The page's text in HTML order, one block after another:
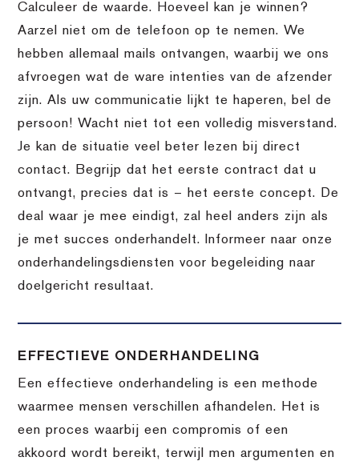
Calculeer de waarde. Hoeveel kan je winnen?
Aarzel niet om de telefoon op te nemen. We
hebben allemaal mails ontvangen, waarbij we ons
afvroegen wat de ware intenties van de afzender
zijn. Als uw communicatie lijkt te haperen, bel de
persoon! Wacht niet tot een volledig misverstand.
Je kan de situatie veel beter lezen bij direct
contact. Begrijp dat het eerste contract dat u
ontvangt, precies dat is – het eerste concept. De
deal waar je mee eindigt, zal heel anders zijn als
je met succes onderhandelt. Informeer naar onze
onderhandelingsdiensten voor begeleiding naar
doelgericht resultaat.
EFFECTIEVE ONDERHANDELING
Een effectieve onderhandeling is een methode
waarmee mensen verschillen afhandelen. Het is
een proces waarbij een compromis of een
akkoord wordt bereikt, terwijl men argumenten en